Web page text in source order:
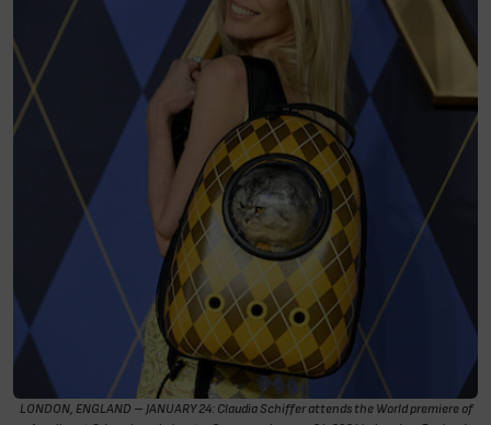
LONDON, ENGLAND – JANUARY 24: Claudia Schiffer attends the World premiere of